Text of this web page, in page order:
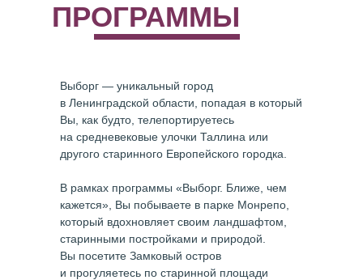
ПРОГРАММЫ
Выборг — уникальный город
в Ленинградской области, попадая в который
Вы, как будто, телепортируетесь
на средневековые улочки Таллина или
другого старинного Европейского городка.
В рамках программы «Выборг. Ближе, чем
кажется», Вы побываете в парке Монрепо,
который вдохновляет своим ландшафтом,
старинными постройками и природой.
Вы посетите Замковый остров
и прогуляетесь по старинной площади